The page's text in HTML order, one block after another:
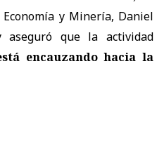
y Minería, Daniel
que la actividad
encauzando hacia la